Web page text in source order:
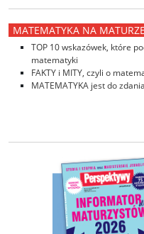
MATEMATYKA NA MATURZE
TOP 10 wskazówek, które
matematyki
FAKTY i MITY, czyli o
MATEMATYKA jest do